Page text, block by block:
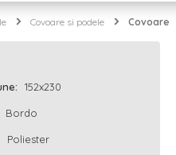
Covoare si podele Covoare
152x230
Bordo
Poliester